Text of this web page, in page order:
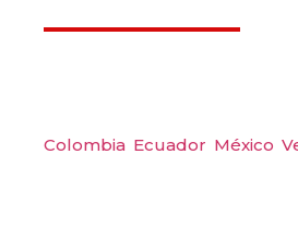
Colombia Ecuador México